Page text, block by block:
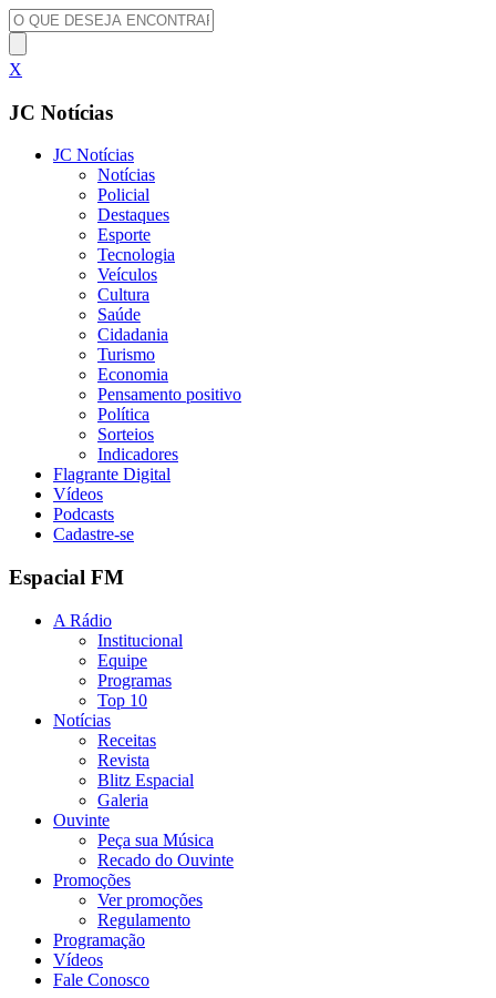
X
JC Notícias
JC Notícias
Notícias
Policial
Destaques
Esporte
Tecnologia
Veículos
Cultura
Saúde
Cidadania
Turismo
Economia
Pensamento positivo
Política
Sorteios
Indicadores
Flagrante Digital
Vídeos
Podcasts
Cadastre-se
Espacial FM
A Rádio
Institucional
Equipe
Programas
Top 10
Notícias
Receitas
Revista
Blitz Espacial
Galeria
Ouvinte
Peça sua Música
Recado do Ouvinte
Promoções
Ver promoções
Regulamento
Programação
Vídeos
Fale Conosco